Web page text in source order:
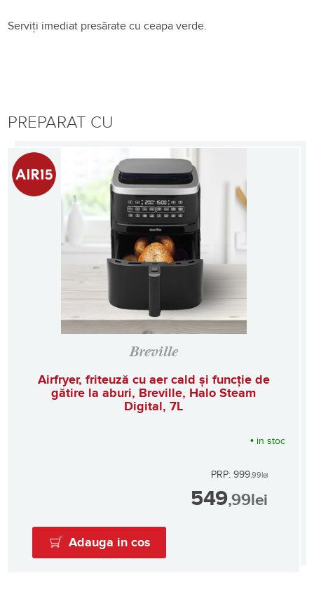
Serviți imediat presărate cu ceapa verde.
PREPARAT CU
Breville
Airfryer, friteuză cu aer cald și funcție de
gătire la aburi, Breville, Halo Steam
Digital, 7L
• in stoc
PRP: 999,99lei
549,99lei
Adauga in cos